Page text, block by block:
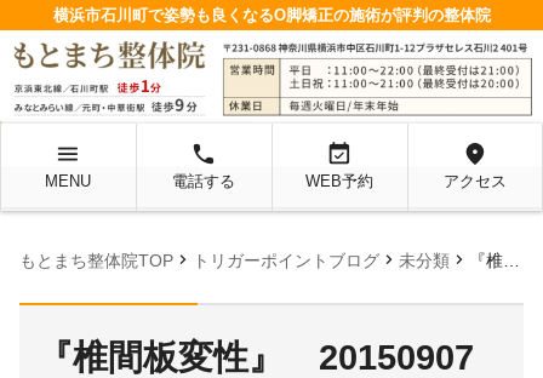
横浜市石川町で姿勢も良くなるO脚矯正の施術が評判の整体院
menu
MENU
local_phone
電話する
event_available
WEB予約
location_on
アクセス
もとまち整体院TOP chevron_right トリガーポイントブログ chevron_right 未分類 chevron_right 『椎間板変性』 20150907
『椎間板変性』 20150907